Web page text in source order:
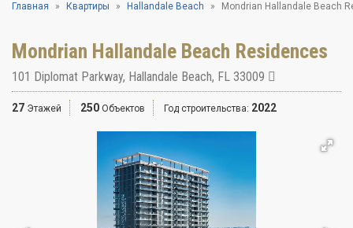
Главная Квартиры Hallandale Beach Mondrian Hallandale Beach
Mondrian Hallandale Beach Residences
101 Diplomat Parkway, Hallandale Beach, FL 33009
27 Этажей 250 Объектов Год строительства: 2022